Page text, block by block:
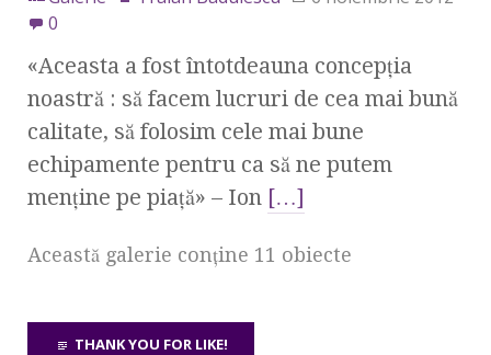
0
«Aceasta a fost întotdeauna concepţia
noastră : să facem lucruri de cea mai bună
calitate, să folosim cele mai bune
echipamente pentru ca să ne putem
menţine pe piaţă» – Ion […]
Această galerie conţine 11 obiecte
THANK YOU FOR LIKE!